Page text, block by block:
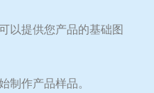
以提供您产品的基础图
制作产品样品。